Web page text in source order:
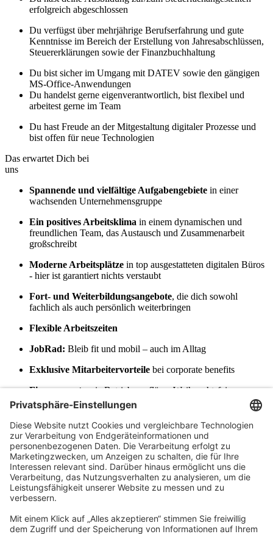
erfolgreich abgeschlossen
Du verfügst über mehrjährige Berufserfahrung und gute
Kenntnisse im Bereich der Erstellung von Jahresabschlüssen,
Steuererklärungen sowie der Finanzbuchhaltung
Du bist sicher im Umgang mit DATEV sowie den gängigen
MS-Office-Anwendungen
Du handelst gerne eigenverantwortlich, bist flexibel und
arbeitest gerne im Team
Du hast Freude an der Mitgestaltung digitaler Prozesse und
bist offen für neue Technologien
Das erwartet Dich bei
uns
Spannende und vielfältige Aufgabengebiete in einer
wachsenden Unternehmensgruppe
Ein positives Arbeitsklima in einem dynamischen und
freundlichen Team, das Austausch und Zusammenarbeit
großschreibt
Moderne Arbeitsplätze in top ausgestatteten digitalen Büros
- hier ist garantiert nichts verstaubt
Fort- und Weiterbildungsangebote, die dich sowohl
fachlich als auch persönlich weiterbringen
Flexible Arbeitszeiten
JobRad: Bleib fit und mobil – auch im Alltag
Exklusive Mitarbeitervorteile bei corporate benefits
Firmeneventswie Betriebsausflüge, Weihnachtsfeiern,
Teamevents bis hin zu Sportveranstaltungen
Zusatzleistungen: Eine betriebliche Altersvorsorge über
unser internes Versorgungswerk und eine
Krankenzusatzversicherung
Vielfältige Netzwerke:Profitiere von unserem
unternehmensübergreifenden Austausch und wachse mit uns
Werde Teil des
Du möchtest in einer innovativen, digitalisierten Gruppe für